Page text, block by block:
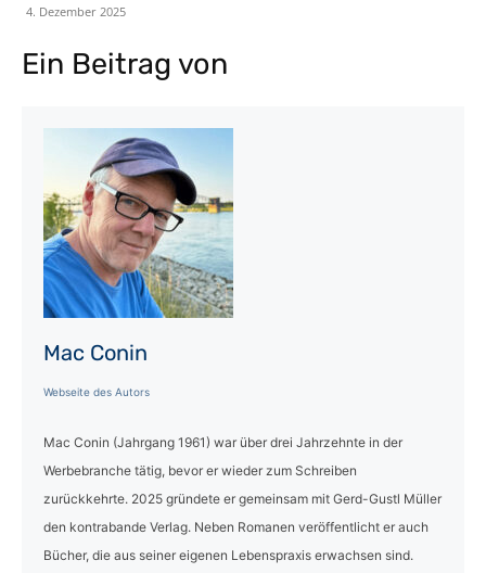
4. Dezember 2025
Ein Beitrag von
Mac Conin
Webseite des Autors
Mac Conin (Jahrgang 1961) war über drei Jahrzehnte in der
Werbebranche tätig, bevor er wieder zum Schreiben
zurückkehrte. 2025 gründete er gemeinsam mit Gerd-Gustl Müller
den kontrabande Verlag. Neben Romanen veröffentlicht er auch
Bücher, die aus seiner eigenen Lebenspraxis erwachsen sind.